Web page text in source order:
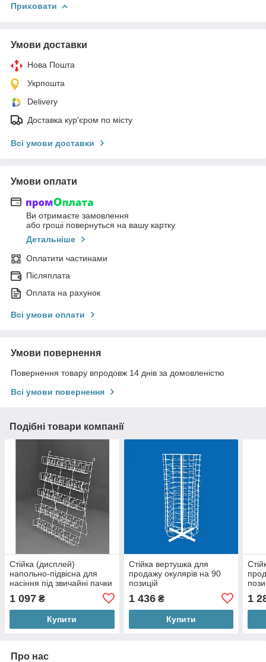
Приховати
Умови доставки
Нова Пошта
Укрпошта
Delivery
Доставка кур'єром по місту
Всі умови доставки
Умови оплати
Ви отримаєте замовлення
або гроші повернуться на вашу картку
Детальніше
Оплатити частинами
Післяплата
Оплата на рахунок
Всі умови оплати
Умови повернення
Повернення товару впродовж 14 днів за домовленістю
Всі умови повернення
Подібні товари компанії
Стійка (дисплей)
напольно-підвісна для
насіння під звичайні пачки
1 097 ₴
Купити
Стійка вертушка для
продажу окулярів на 90
позицій
1 436₴
Купити
1
Про нас